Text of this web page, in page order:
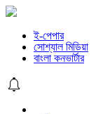
ই-পেপার
সোশ্যাল মিডিয়া
বাংলা কনভার্টার